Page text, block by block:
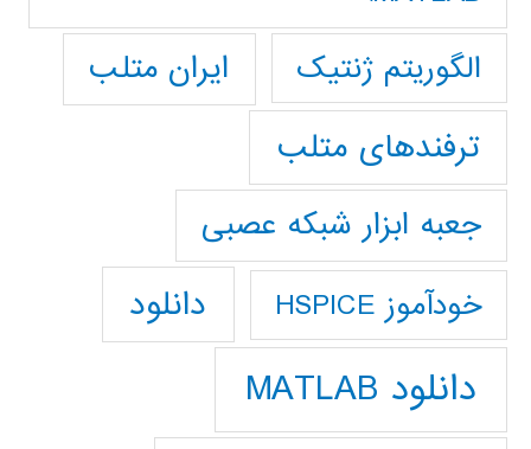
الگوریتم ژنتیک
ایران متلب
ترفندهای متلب
جعبه ابزار شبکه عصبی
خودآموز HSPICE دانلود
دانلود MATLAB